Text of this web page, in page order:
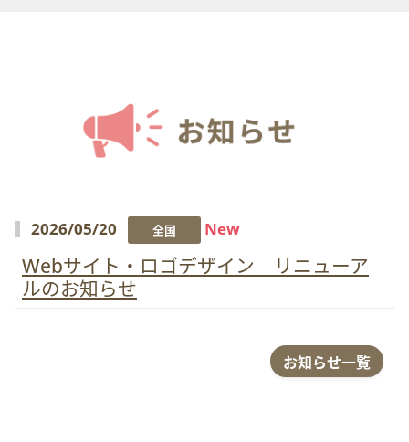
2026/05/20 全国 New
Webサイト・ロゴデザイン リニューア
ルのお知らせ
お知らせ一覧